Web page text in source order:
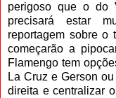
perigoso que o do
precisará estar
reportagem sobre o
começarão a
Flamengo tem
La Cruz e Gerson
direita e centralizar